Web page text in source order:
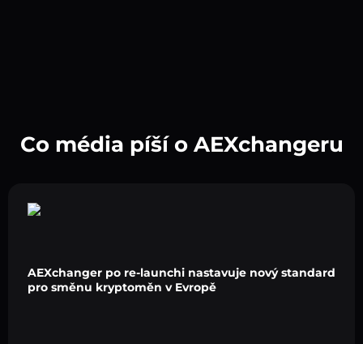
Co média píší o AEXchangeru
AEXchanger po re-launchi nastavuje nový standard
pro směnu kryptoměn v Evropě